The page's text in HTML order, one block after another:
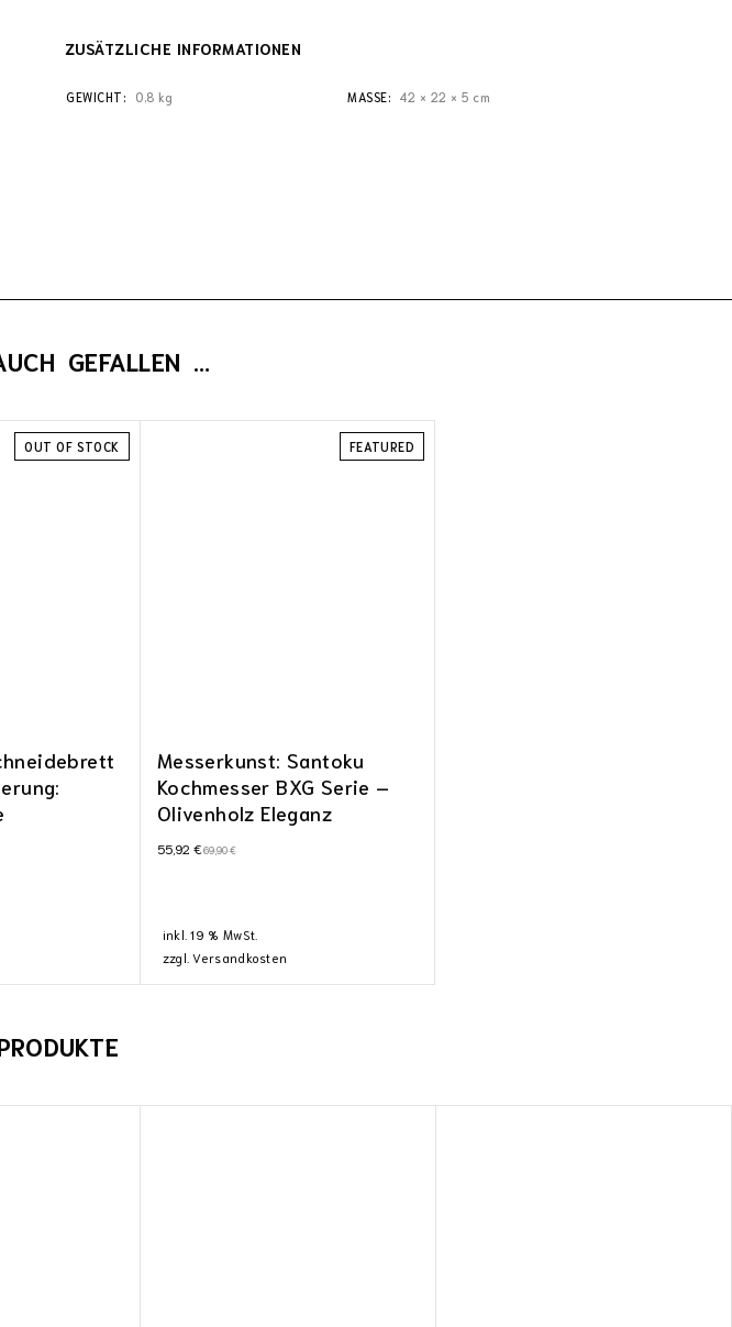
ZUSÄTZLICHE INFORMATIONEN
GEWICHT 0,8 kg MASSE 42 × 22 × 5 cm
GEFALLEN …
OUT OF STOCK FEATURED
Messerkunst: Santoku
Kochmesser BXG Serie –
Olivenholz Eleganz
69,90€
55,92€
inkl. 19 % MwSt.
zzgl.Versandkosten